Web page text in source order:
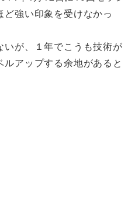
強い印象を受けなかっ
が、１年でこうも技術が
アップする余地があると